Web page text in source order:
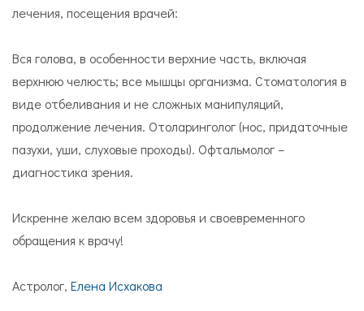
лечения, посещения врачей:
Вся голова, в особенности верхние часть, включая
верхнюю челюсть; все мышцы организма. Стоматология в
виде отбеливания и не сложных манипуляций,
продолжение лечения. Отоларинголог (нос, придаточные
пазухи, уши, слуховые проходы). Офтальмолог –
диагностика зрения.
Искренне желаю всем здоровья и своевременного
обращения к врачу!
Астролог, Елена Исхакова